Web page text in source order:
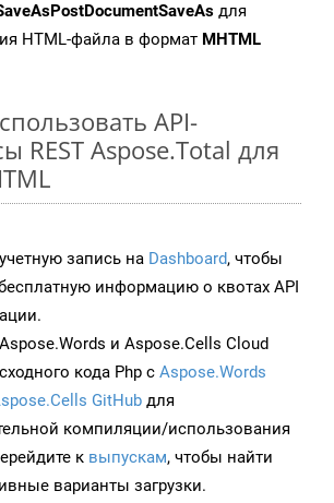
для
HTML-файла в формат MHTML
API-
REST Aspose.Total для
запись на Dashboard, чтобы
информацию о квотах API
и Aspose.Cells Cloud
кода Php с Aspose.Words
GitHub для
компиляции/использования
к выпускам, чтобы найти
варианты загрузки.